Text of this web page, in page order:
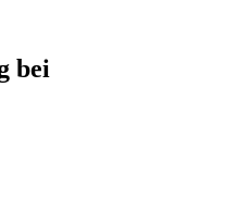
bei